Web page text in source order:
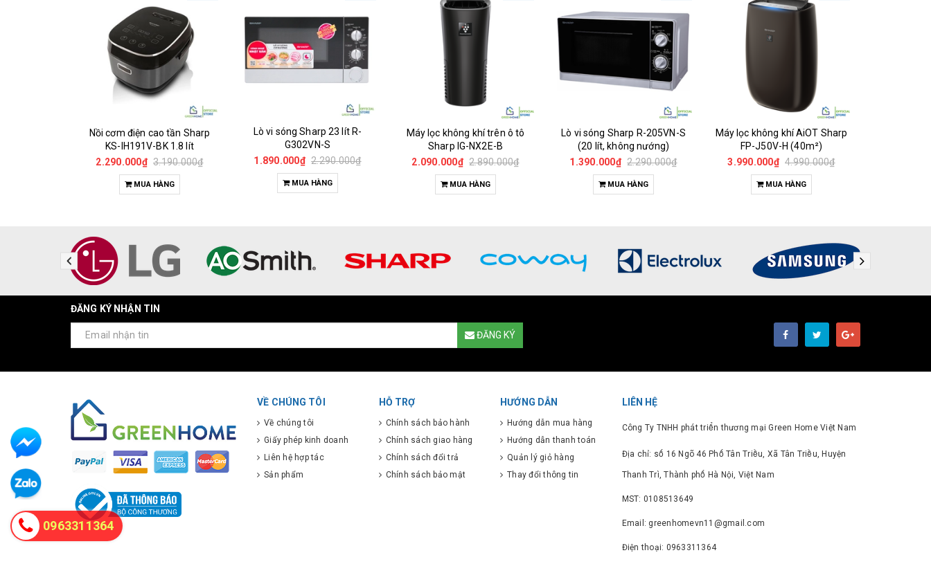
Nồi cơm điện cao tần Sharp
KS-IH191V-BK 1.8 lít
2.290.000₫ 3.190.000₫
MUA HÀNG
Lò vi sóng Sharp 23 lít R-
G302VN-S
1.890.000₫ 2.290.000₫
MUA HÀNG
Máy lọc không khí trên ô tô
Sharp IG-NX2E-B
2.090.000₫ 2.890.000₫
MUA HÀNG
Lò vi sóng Sharp R-205VN-S
(20 lít, không nướng)
1.390.000₫ 2.290.000₫
MUA HÀNG
Máy lọc không khí AiOT Sharp
FP-J50V-H (40m²)
3.990.000₫ 4.990.000₫
MUA HÀNG
ĐĂNG KÝ NHẬN TIN
ĐĂNG KÝ
VỀ CHÚNG TÔI
Về chúng tôi
Giấy phép kinh doanh
Liên hệ hợp tác
Sản phẩm
HỖ TRỢ
Chính sách bảo hành
Chính sách giao hàng
Chính sách đổi trả
Chính sách bảo mật
HƯỚNG DẪN
Hướng dẫn mua hàng
Hướng dẫn thanh toán
Quản lý giỏ hàng
Thay đổi thông tin
LIÊN HỆ
Công Ty TNHH phát triển thương mại Green Home Việt Nam
Địa chỉ: số 16 Ngõ 46 Phố Tân Triều, Xã Tân Triều, Huyện
Thanh Trì, Thành phố Hà Nội, Việt Nam
MST: 0108513649
Email: greenhomevn11@gmail.com
Điện thoại: 0963311364
0963311364